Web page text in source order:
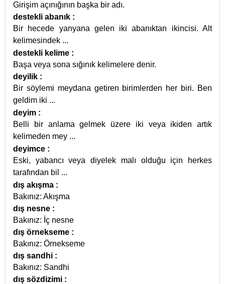
Girişim açınığının başka bir adı.
destekli abanık :
Bir hecede yanyana gelen iki abanıktan ikincisi. Alt
kelimesindek ...
destekli kelime :
Başa veya sona sığınık kelimelere denir.
deyilik :
Bir söylemi meydana getiren birimlerden her biri. Ben
geldim iki ...
deyim :
Belli bir anlama gelmek üzere iki veya ikiden artık
kelimeden mey ...
deyimce :
Eski, yabancı veya diyelek malı olduğu için herkes
tarafından bil ...
dış akışma :
Bakınız: Akışma
dış nesne :
Bakınız: İç nesne
dış örnekseme :
Bakınız: Örnekseme
dış sandhi :
Bakınız: Sandhi
dış sözdizimi :